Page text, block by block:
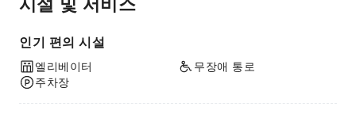
인기 편의 시설
엘리베이터
주차장
무장애 통로